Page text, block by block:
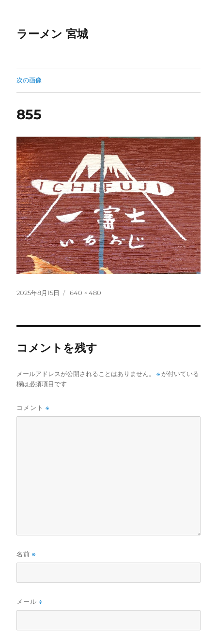
ラーメン 宮城
次の画像
855
投
2025年8月15日
フ
640 × 480
コメントを残す
メールアドレスが公開されることはありません。 ※ が付いている
欄は必須項目です
コメント※
名前※
メール※